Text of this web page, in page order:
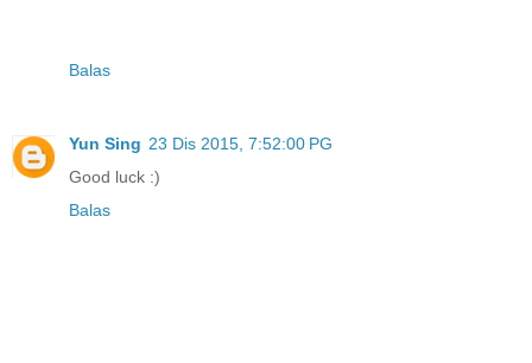
Balas
Yun Sing 23 Dis 2015, 7:52:00 PG
Good luck :)
Balas